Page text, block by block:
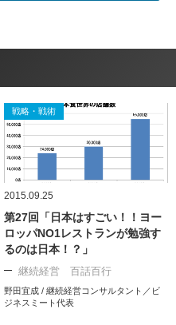
戦略・戦術
2015.09.25
第27回「日本はすごい！！ヨー
ロッパNO1レストランが勉強す
るのは日本！？」
継続経営 百話百行
野田宜成 / 継続経営コンサルタント／ビ
ジネスミート代表